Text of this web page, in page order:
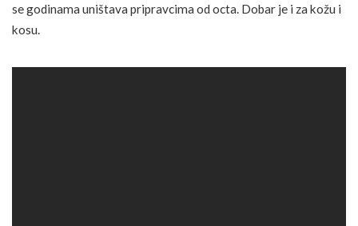
se godinama uništava pripravcima od octa. Dobar je i za kožu i
kosu.